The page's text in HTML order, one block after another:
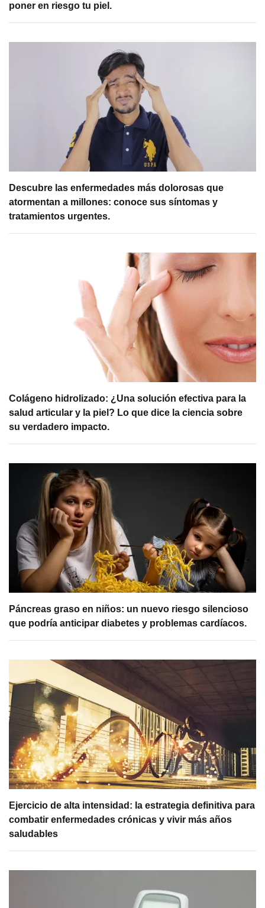
poner en riesgo tu piel.
Descubre las enfermedades más dolorosas que
atormentan a millones: conoce sus síntomas y
tratamientos urgentes.
Colágeno hidrolizado: ¿Una solución efectiva para la
salud articular y la piel? Lo que dice la ciencia sobre
su verdadero impacto.
Páncreas graso en niños: un nuevo riesgo silencioso
que podría anticipar diabetes y problemas cardíacos.
Ejercicio de alta intensidad: la estrategia definitiva para
combatir enfermedades crónicas y vivir más años
saludables